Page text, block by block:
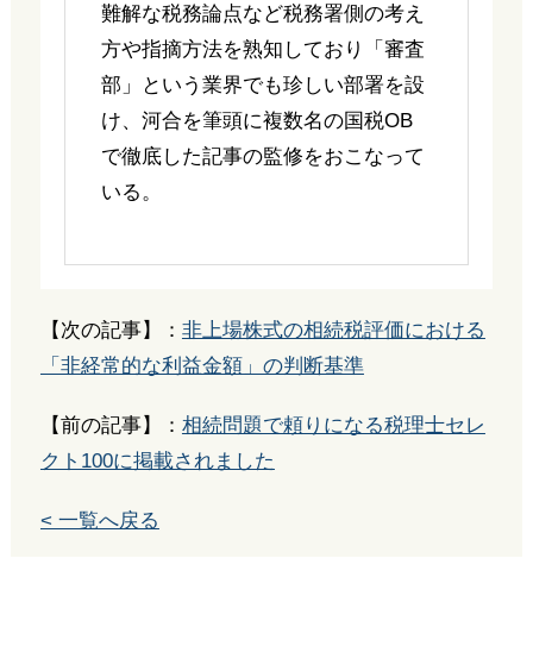
難解な税務論点など税務署側の考え
方や指摘方法を熟知しており「審査
部」という業界でも珍しい部署を設
け、河合を筆頭に複数名の国税OB
で徹底した記事の監修をおこなって
いる。
【次の記事】： 非上場株式の相続税評価における
「非経常的な利益金額」の判断基準
【前の記事】： 相続問題で頼りになる税理士セレ
クト100に掲載されました
< 一覧へ戻る